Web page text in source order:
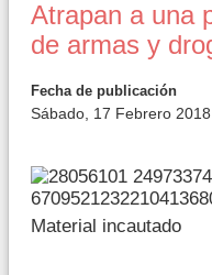
Atrapan a una
de armas y
Fecha de publicación
Sábado, 17 Febrero
Material incautado